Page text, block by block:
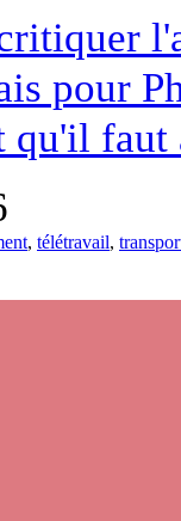
pour
qu'il faut
, télétravail,